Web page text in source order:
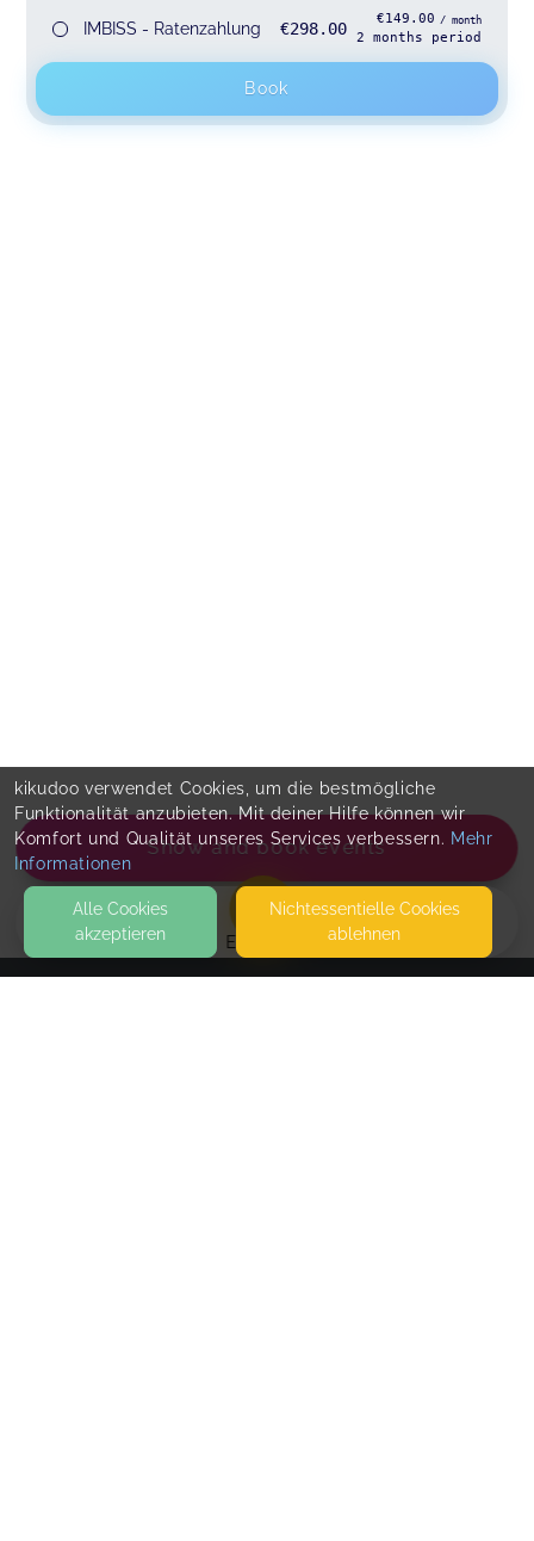
EVENTS
IMBISS - Ratenzahlung €298.00 €149.00 / month
2months period
Book
Show and book events
kikudoo verwendet Cookies, um die bestmögliche
Funktionalität anzubieten. Mit deiner Hilfe können wir
Komfort und Qualität unseres Services verbessern. Mehr
Informationen
Alle Cookies
akzeptieren
Nicht­essentielle Cookies
ablehnen